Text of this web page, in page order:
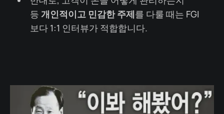
등 개인적이고 민감한 주제를 다룰 때는 FGI
보다 1:1 인터뷰가 적합합니다.